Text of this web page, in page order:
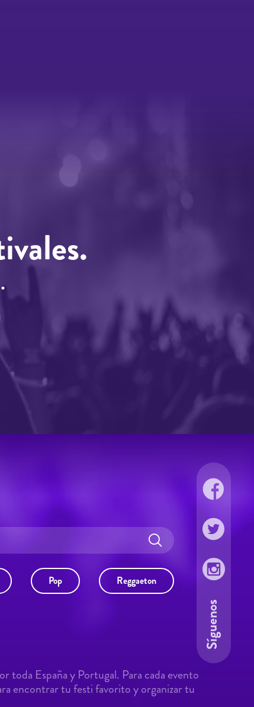
Pop Reggaeton
Síguenos
toda España y Portugal. Para cada evento
encontrar tu festi favorito y organizar tu